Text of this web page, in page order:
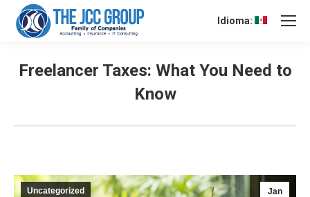
Idioma:
Freelancer Taxes: What You Need to
Know
Jan
Uncategorized